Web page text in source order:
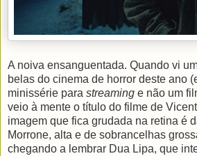
A noiva ensanguentada. Quando vi
belas do cinema de horror deste ano
minissérie para streaming e não um
veio à mente o título do filme de
imagem que fica grudada na retina é
Morrone, alta e de sobrancelhas
chegando a lembrar Dua Lipa, que